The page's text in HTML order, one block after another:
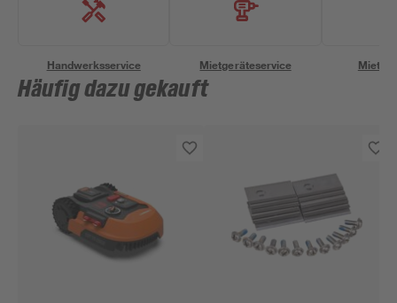
Handwerksservice Mietgeräteservice
Häufig dazu gekauft